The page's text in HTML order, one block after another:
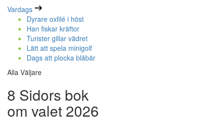
Vardags
Dyrare oxfilé i höst
Han fiskar kräftor
Turister gillar vädret
Lätt att spela minigolf
Dags att plocka blåbär
Alla Väljare
8 Sidors bok
om valet 2026